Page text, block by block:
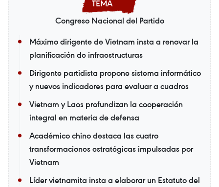
Congreso Nacional del Partido
Máximo dirigente de Vietnam insta a renovar la
planificación de infraestructuras
Dirigente partidista propone sistema informático
y nuevos indicadores para evaluar a cuadros
Vietnam y Laos profundizan la cooperación
integral en materia de defensa
Académico chino destaca las cuatro
transformaciones estratégicas impulsadas por
Vietnam
Líder vietnamita insta a elaborar un Estatuto del